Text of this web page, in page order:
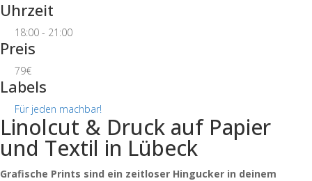
Uhrzeit
18:00 - 21:00
Preis
79€
Labels
Für jeden machbar!
Linolcut & Druck auf Papier
und Textil in Lübeck
Grafische Prints sind ein zeitloser Hingucker in deinem